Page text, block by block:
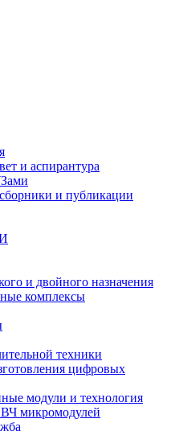
и аспирантура
и публикации
и двойного назначения
комплексы
техники
цифровых
модули и технология
микромодулей